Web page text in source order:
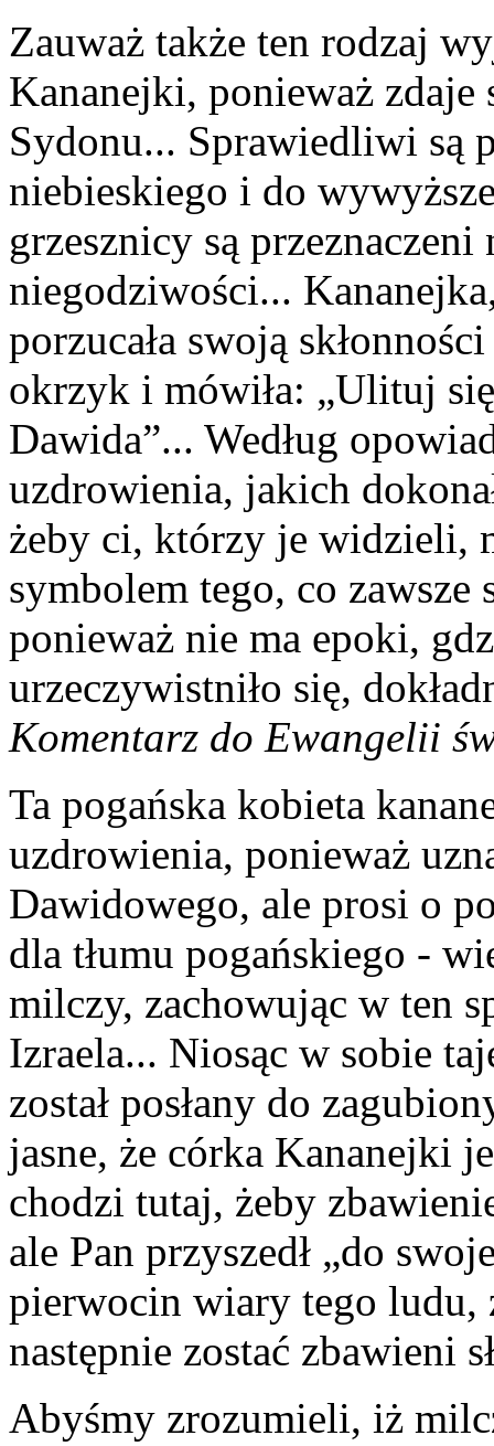
Zauważ także ten rodzaj
Kananejki, ponieważ
Sydonu... Sprawiedliwi są
niebieskiego i do
grzesznicy są
niegodziwości...
porzucała swoją
okrzyk i mówiła: „Ulituj
Dawida”... Według
uzdrowienia, jakich
żeby ci, którzy je widzieli,
symbolem tego, co zawsze
ponieważ nie ma epoki,
urzeczywistniło się,
Komentarz do Ewangelii
Ta pogańska kobieta
uzdrowienia, ponieważ
Dawidowego, ale prosi o
dla tłumu pogańskiego -
milczy, zachowując w ten
Izraela... Niosąc w sobie
został posłany do
jasne, że córka Kananejki
chodzi tutaj, żeby
ale Pan przyszedł „do
pierwocin wiary tego ludu,
następnie zostać zbawieni
Abyśmy zrozumieli, iż